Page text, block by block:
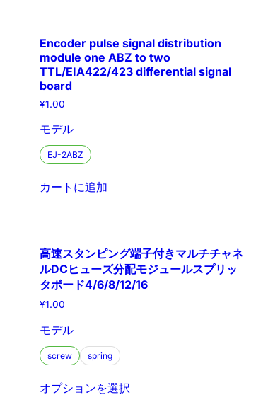
Encoder pulse signal distribution
module one ABZ to two
TTL/EIA422/423 differential signal
board
¥1.00
モデル
EJ-2ABZ
カートに追加
高速スタンピング端子付きマルチチャネ
ルDCヒューズ分配モジュールスプリッ
タボード4/6/8/12/16
¥1.00
モデル
screw spring
オプションを選択